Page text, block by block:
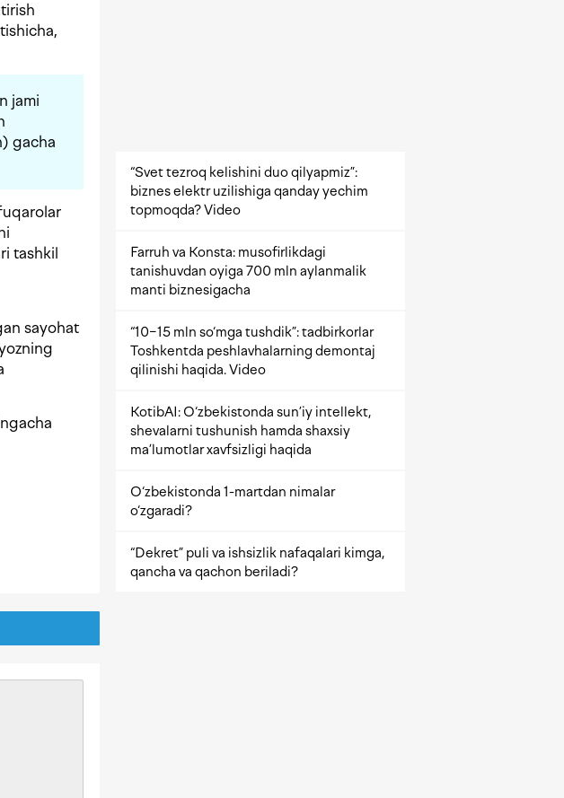
jami
gacha
tashkil
sayohat
“Svet tezroq kelishini duo qilyapmiz”:
biznes elektr uzilishiga qanday yechim
topmoqda? Video
Farruh va Konsta: musofirlikdagi
tanishuvdan oyiga 700 mln aylanmalik
manti biznesigacha
“10−15 mln so‘mga tushdik”: tadbirkorlar
Toshkentda peshlavhalarning demontaj
qilinishi haqida. Video
KotibAI: O‘zbekistonda sun’iy intellekt,
shevalarni tushunish hamda shaxsiy
ma’lumotlar xavfsizligi haqida
O‘zbekistonda 1-martdan nimalar
o‘zgaradi?
“Dekret” puli va ishsizlik nafaqalari kimga,
qancha va qachon beriladi?